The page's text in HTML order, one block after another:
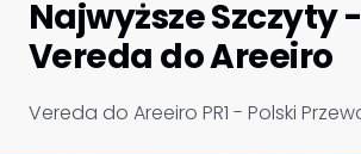
Najwyższe Szczyty -
Vereda do Areeiro
Vereda do Areeiro PR1 - Polski